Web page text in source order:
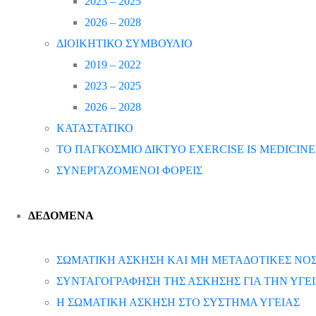
2026 – 2028
ΔΙΟΙΚΗΤΙΚΟ ΣΥΜΒΟΥΛΙΟ
2019 – 2022
2023 – 2025
2026 – 2028
ΚΑΤΑΣΤΑΤΙΚΟ
ΤΟ ΠΑΓΚΟΣΜΙΟ ΔΙΚΤΥΟ EXERCISE IS MEDICINE
ΣΥΝΕΡΓΑΖΟΜΕΝΟΙ ΦΟΡΕΙΣ
ΔΕΔΟΜΕΝΑ
ΣΩΜΑΤΙΚΗ ΑΣΚΗΣΗ ΚΑΙ ΜΗ ΜΕΤΑΔΟΤΙΚΕΣ
ΣΥΝΤΑΓΟΓΡΑΦΗΣΗ ΤΗΣ ΑΣΚΗΣΗΣ ΓΙΑ ΤΗΝ
Η ΣΩΜΑΤΙΚΗ ΑΣΚΗΣΗ ΣΤΟ ΣΥΣΤΗΜΑ ΥΓΕΙΑΣ